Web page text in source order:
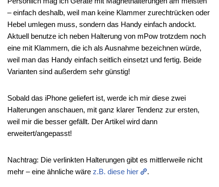
– einfach deshalb, weil man keine Klammer zurechtrücken oder
Hebel umlegen muss, sondern das Handy einfach andockt.
Aktuell benutze ich neben Halterung von mPow trotzdem noch
eine mit Klammern, die ich als Ausnahme bezeichnen würde,
weil man das Handy einfach seitlich einsetzt und fertig. Beide
Varianten sind außerdem sehr günstig!
Sobald das iPhone geliefert ist, werde ich mir diese zwei
Halterungen anschauen, mit ganz klarer Tendenz zur ersten,
weil mir die besser gefällt. Der Artikel wird dann
erweitert/angepasst!
Nachtrag: Die verlinkten Halterungen gibt es mittlerweile nicht
mehr – eine ähnliche wäre z.B. diese hier .